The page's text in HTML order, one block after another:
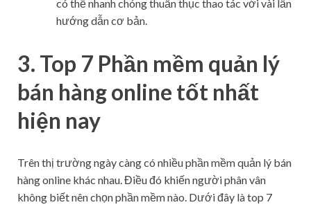
có thể nhanh chóng thuần thục thao tác với vài lần
hướng dẫn cơ bản.
3. Top 7 Phần mềm quản lý
bán hàng online tốt nhất
hiện nay
Trên thị trường ngày càng có nhiều phần mềm quản lý bán
hàng online khác nhau. Điều đó khiến người phân vân
không biết nên chọn phần mềm nào. Dưới đây là top 7